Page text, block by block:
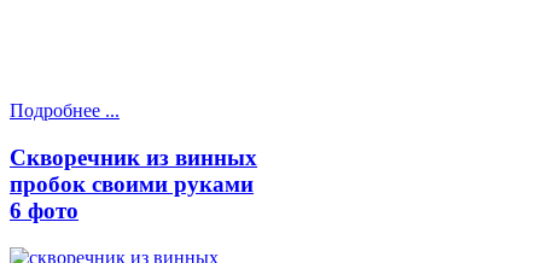
Подробнее ...
Скворечник из винных
пробок своими руками
6 фото